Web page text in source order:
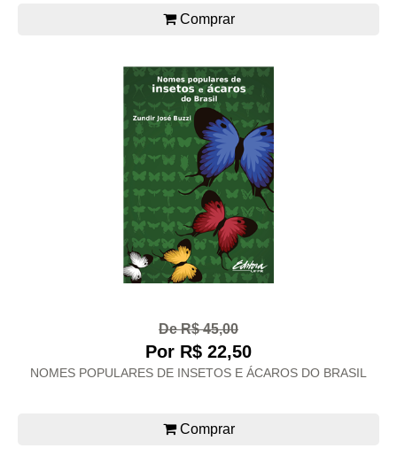
Comprar
De R$ 45,00
Por R$ 22,50
NOMES POPULARES DE INSETOS E ÁCAROS DO BRASIL
Comprar